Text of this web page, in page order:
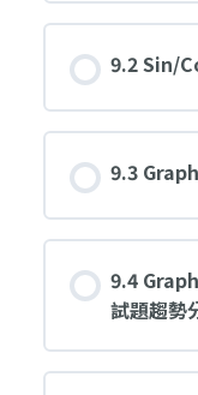
9.2 Sin/
9.3
9.4
試題趨勢